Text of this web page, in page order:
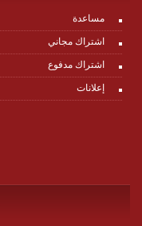
مساعدة
اشتراك مجاني
اشتراك مدفوع
إعلانات